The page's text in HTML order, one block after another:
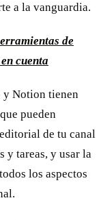
a la vanguardia.
de
cuenta
y Notion tienen
pueden
de tu canal
y tareas, y usar la
los aspectos